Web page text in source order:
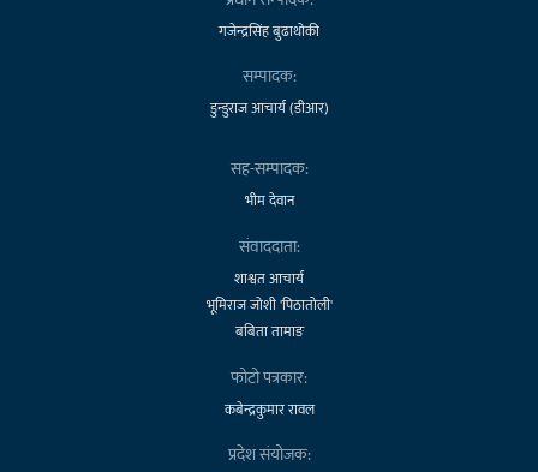
गजेन्द्रसिंह बुढाथोकी
सम्पादक:
डुन्डुराज आचार्य (डीआर)
सह-सम्पादक:
भीम देवान
संवाददाता:
शाश्वत आचार्य
भूमिराज जोशी 'पिठातोली'
बबिता तामाङ
फोटो पत्रकार:
कबेन्द्रकुमार रावल
प्रदेश संयोजक: